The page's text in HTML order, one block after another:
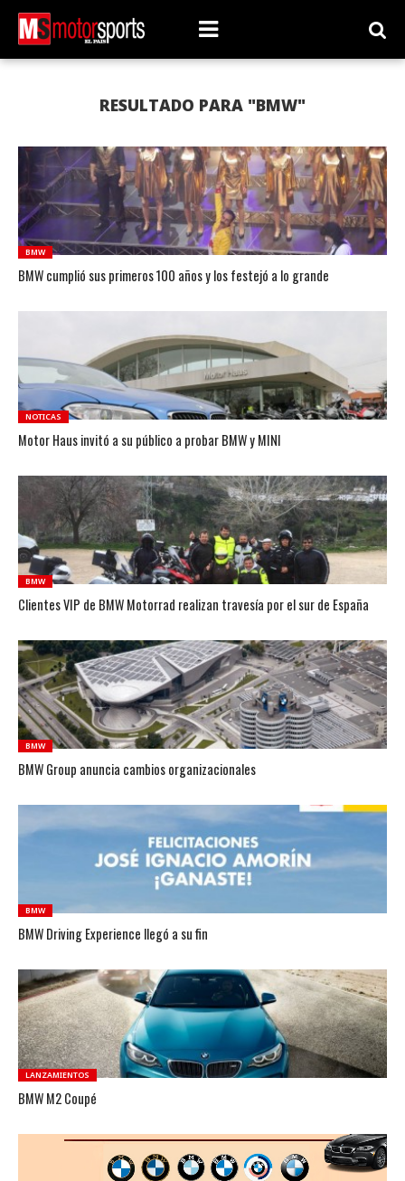
RESULTADO PARA "BMW"
BMW
BMW cumplió sus primeros 100 años y los festejó a lo grande
NOTICAS
Motor Haus invitó a su público a probar BMW y MINI
BMW
Clientes VIP de BMW Motorrad realizan travesía por el sur de España
BMW
BMW Group anuncia cambios organizacionales
BMW
BMW Driving Experience llegó a su fin
LANZAMIENTOS
BMW M2 Coupé